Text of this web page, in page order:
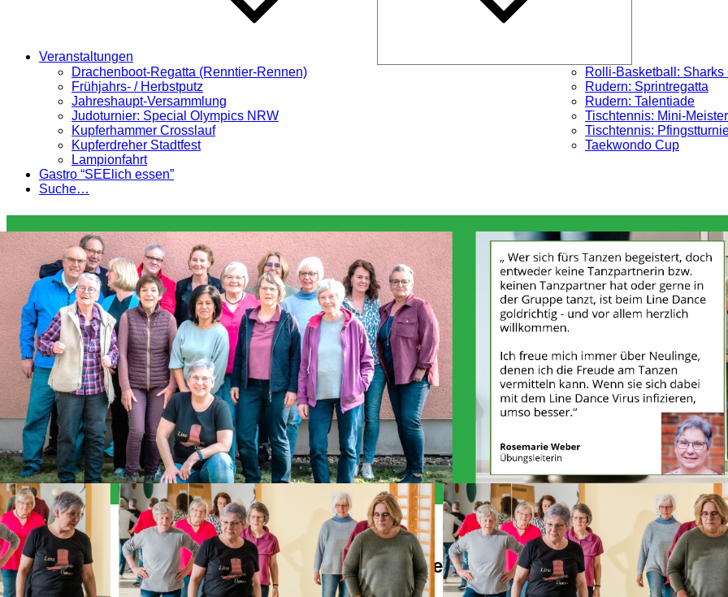
Veranstaltungen
Drachenboot-Regatta (Renntier-Rennen)
Frühjahrs- / Herbstputz
Jahreshaupt-Versammlung
Judoturnier: Special Olympics NRW
Kupferhammer Crosslauf
Kupferdreher Stadtfest
Lampionfahrt
Rolli-Basketball: Sharks
Rudern: Sprintregatta
Rudern: Talentiade
Tischtennis: Mini-
Tischtennis:
Taekwondo Cup
Gastro “SEElich essen”
Suche…
Alles Wichtige auf einen Blick